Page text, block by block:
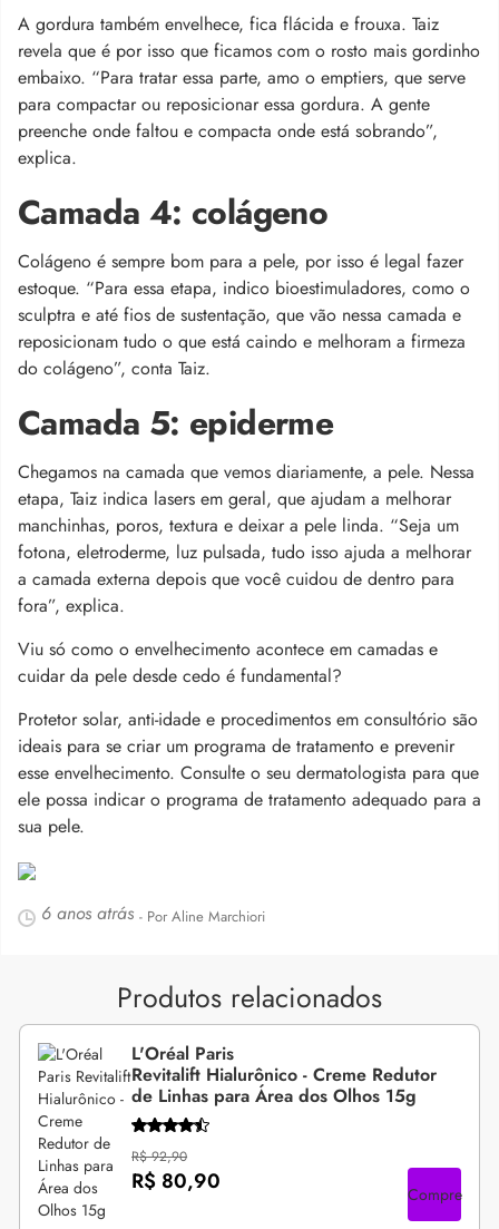
A gordura também envelhece, fica flácida e frouxa. Taiz
revela que é por isso que ficamos com o rosto mais gordinho
embaixo. “Para tratar essa parte, amo o emptiers, que serve
para compactar ou reposicionar essa gordura. A gente
preenche onde faltou e compacta onde está sobrando”,
explica.
Camada 4: colágeno
Colágeno é sempre bom para a pele, por isso é legal fazer
estoque. “Para essa etapa, indico bioestimuladores, como o
sculptra e até fios de sustentação, que vão nessa camada e
reposicionam tudo o que está caindo e melhoram a firmeza
do colágeno”, conta Taiz.
Camada 5: epiderme
Chegamos na camada que vemos diariamente, a pele. Nessa
etapa, Taiz indica lasers em geral, que ajudam a melhorar
manchinhas, poros, textura e deixar a pele linda. “Seja um
fotona, eletroderme, luz pulsada, tudo isso ajuda a melhorar
a camada externa depois que você cuidou de dentro para
fora”, explica.
Viu só como o envelhecimento acontece em camadas e
cuidar da pele desde cedo é fundamental?
Protetor solar, anti-idade e procedimentos em consultório são
ideais para se criar um programa de tratamento e prevenir
esse envelhecimento. Consulte o seu dermatologista para que
ele possa indicar o programa de tratamento adequado para a
sua pele.
6 anos atrás - Por Aline Marchiori
Produtos relacionados
L'Oréal Paris
Revitalift Hialurônico - Creme Redutor
de Linhas para Área dos Olhos 15g
R$ 92,90
R$ 80,90 Compre